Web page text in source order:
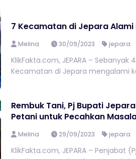
7 Kecamatan di Jepara Alami
Melina 30/09/2023 jepara
KlikFakta.com, JEPARA – Sebanyak
Kecamatan di Jepara mengalami
Rembuk Tani, Pj Bupati
Petani untuk Pecahkan
Melina 29/09/2023 jepara
KlikFakta.com, JEPARA – Penjabat